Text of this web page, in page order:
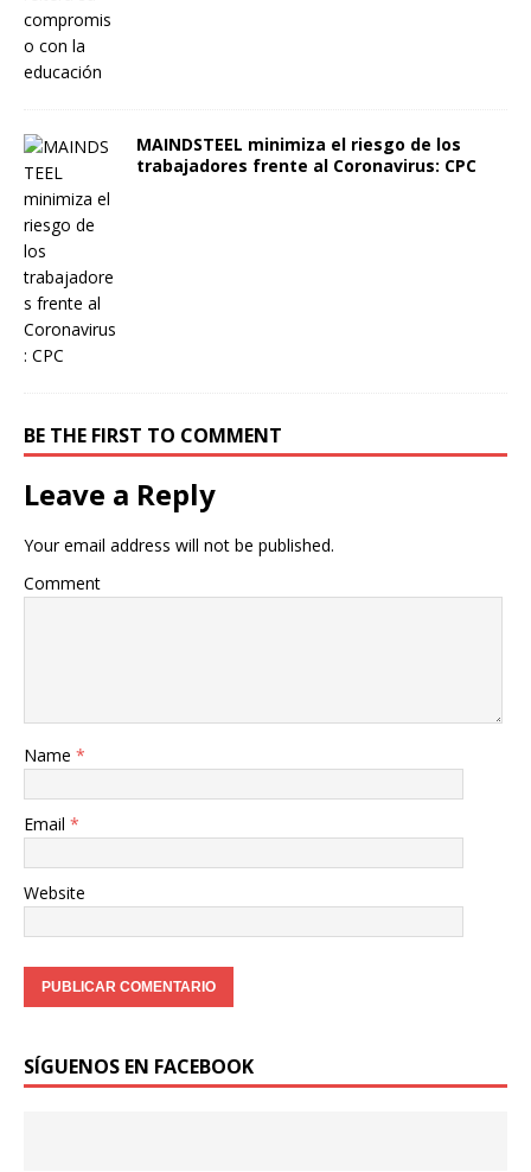
MAINDSTEEL minimiza el riesgo de los
trabajadores frente al Coronavirus: CPC
BE THE FIRST TO COMMENT
Leave a Reply
Your email address will not be published.
Comment
Name *
Email *
Website
SÍGUENOS EN FACEBOOK